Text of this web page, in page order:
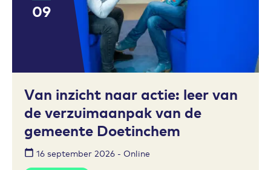
Toevoegen aan favorieten
09
Van inzicht naar actie: leer van
de verzuimaanpak van de
gemeente Doetinchem
16 september 2026 - Online